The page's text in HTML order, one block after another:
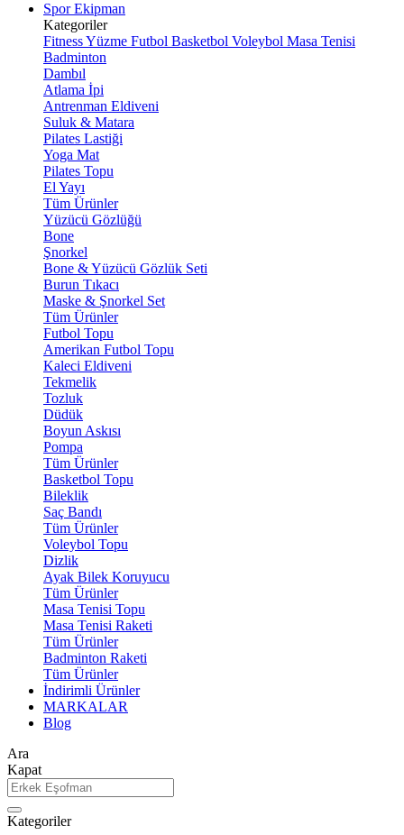
Spor Ekipman
Kategoriler
FitnessYüzme Futbol Basketbol Voleybol Masa Tenisi
Badminton
Dambıl
Atlama İpi
Antrenman Eldiveni
Suluk & Matara
Pilates Lastiği
Yoga Mat
Pilates Topu
El Yayı
Tüm Ürünler
Yüzücü Gözlüğü
Bone
Şnorkel
Bone & Yüzücü Gözlük Seti
Burun Tıkacı
Maske & Şnorkel Set
Tüm Ürünler
Futbol Topu
Amerikan Futbol Topu
Kaleci Eldiveni
Tekmelik
Tozluk
Düdük
Boyun Askısı
Pompa
Tüm Ürünler
Basketbol Topu
Bileklik
Saç Bandı
Tüm Ürünler
Voleybol Topu
Dizlik
Ayak Bilek Koruyucu
Tüm Ürünler
Masa Tenisi Topu
Masa Tenisi Raketi
Tüm Ürünler
Badminton Raketi
Tüm Ürünler
İndirimli Ürünler
MARKALAR
Blog
Ara
Kapat
Kategoriler